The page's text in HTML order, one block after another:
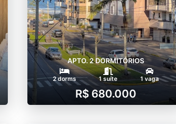
APTO. 2 DORMITÓRIOS
2 dorms 1 suíte 1 vaga
R$ 680.000